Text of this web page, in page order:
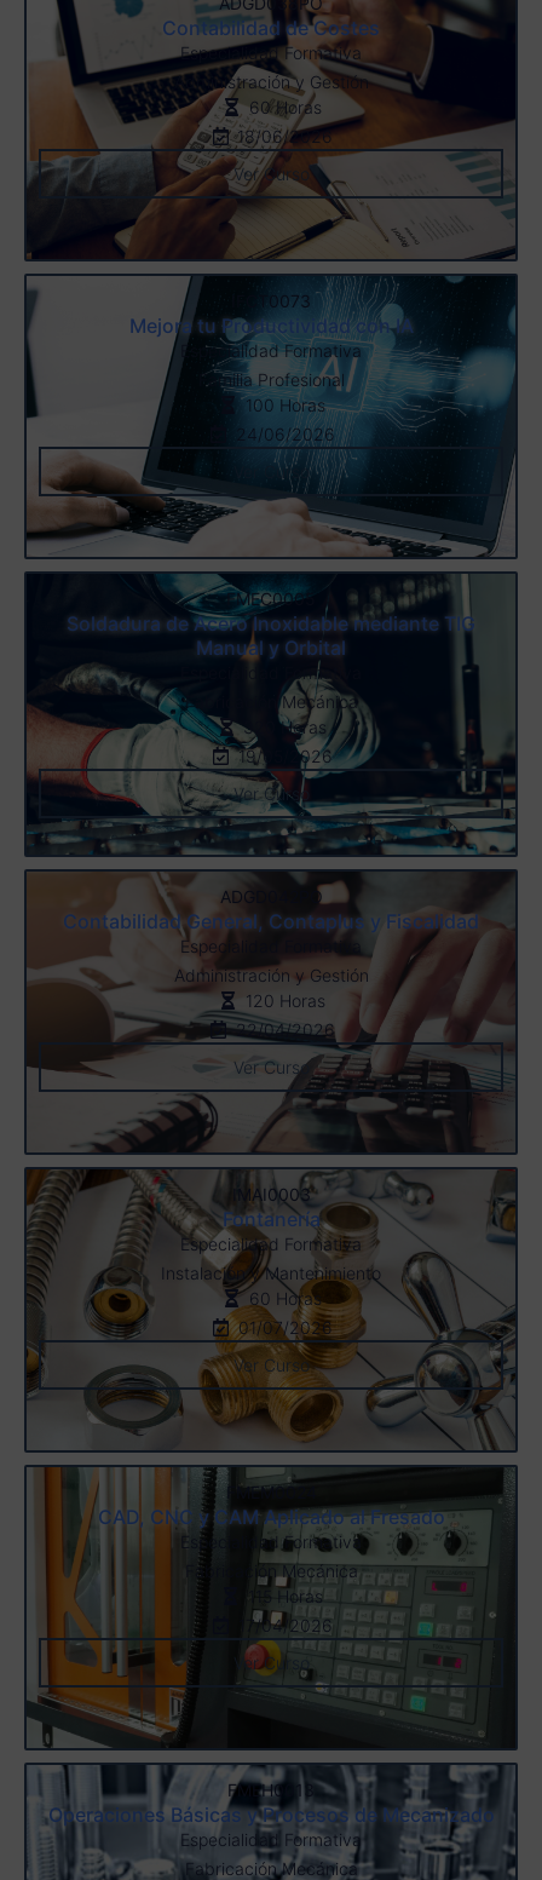
Contabilidad de Costes
Especialidad Formativa
Administración y Gestión
60 Horas
18/06/2026
Ver Curso
IFCT0073
Mejora tu Productividad con IA
Especialidad Formativa
Familia Profesional
100 Horas
24/06/2026
Ver Curso
FMEC0005
Soldadura de Acero Inoxidable mediante TIG
Manual y Orbital
Especialidad Formativa
Fabricación Mecánica
320 Horas
19/05/2026
Ver Curso
ADGD042PO
Contabilidad General, Contaplus y Fiscalidad
Especialidad Formativa
Administración y Gestión
120 Horas
22/04/2026
Ver Curso
IMAI0003
Fontanería
Especialidad Formativa
Instalación y Mantenimiento
60 Horas
01/07/2026
Ver Curso
FMEM0024
CAD, CNC y CAM Aplicado al Fresado
Especialidad Formativa
Fabricación Mecánica
115 Horas
17/04/2026
Ver Curso
FMEH0013
Operaciones Básicas y Procesos de Mecanizado
Especialidad Formativa
Fabricación Mecánica